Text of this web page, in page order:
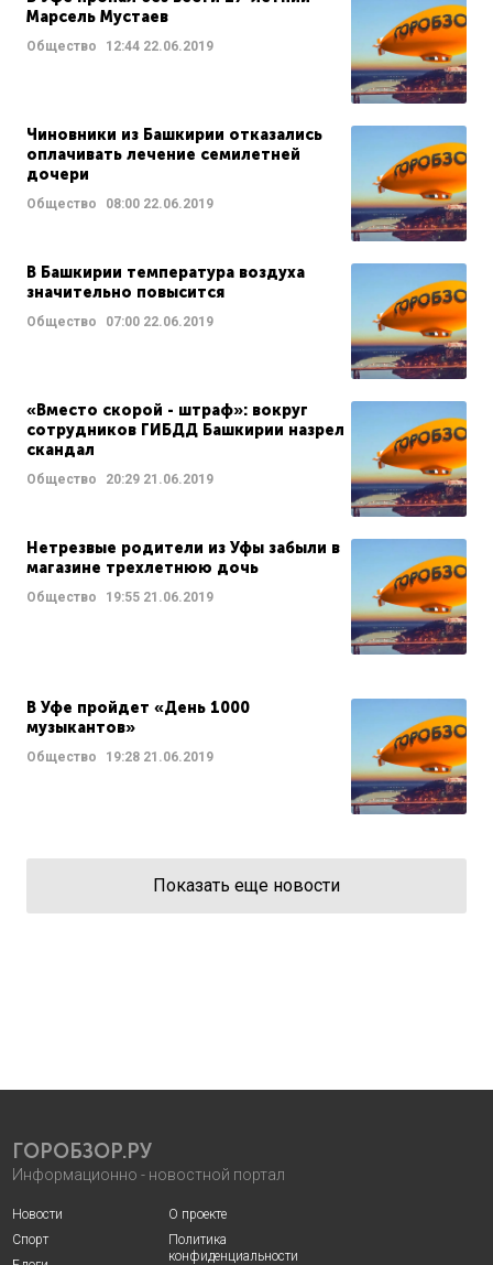
Марсель Мустаев
Общество 12:44 22.06.2019
Чиновники из Башкирии отказались
оплачивать лечение семилетней
дочери
Общество 08:00 22.06.2019
В Башкирии температура воздуха
значительно повысится
Общество 07:00 22.06.2019
«Вместо скорой - штраф»: вокруг
сотрудников ГИБДД Башкирии назрел
скандал
Общество 20:29 21.06.2019
Нетрезвые родители из Уфы забыли в
магазине трехлетнюю дочь
Общество 19:55 21.06.2019
В Уфе пройдет «День 1000
музыкантов»
Общество 19:28 21.06.2019
Показать еще новости
ГОРОБЗОР.РУ
Информационно - новостной портал
Новости
Спорт
О проекте
Политика
конфиденциальности